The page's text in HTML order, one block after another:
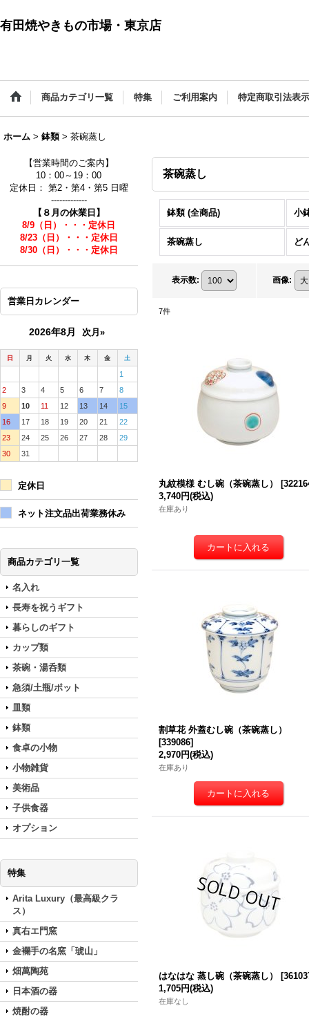
有田焼やきもの市場・東京店
商品カテゴリ一覧 特集 ご利用案内 特定商取引法表示
ホーム > 鉢類 > 茶碗蒸し
【営業時間のご案内】
10：00～19：00
定休日： 第2・第4・第5 日曜
-------------
【８月の休業日】
8/9（日）・・・定休日
8/23（日）・・・定休日
8/30（日）・・・定休日
営業日カレンダー
2026年8月 次月»
日 月 火 水 木 金 土
1
2
3 4 5 6 7
8
9
10 11 12 13 14
15
16
17 18 19 20 21
22
23
24 25 26 27 28
29
30
31
定休日
ネット注文品出荷業務休み
商品カテゴリ一覧
名入れ
長寿を祝うギフト
暮らしのギフト
カップ類
茶碗・湯呑類
急須/土瓶/ポット
皿類
鉢類
食卓の小物
小物雑貨
美術品
子供食器
オプション
特集
Arita Luxury（最高級クラ
ス）
真右エ門窯
金襴手の名窯「琥山」
畑萬陶苑
日本酒の器
焼酎の器
茶碗蒸し
鉢類 (全商品) 小
茶碗蒸し ど
表示数: 画像:
7件
丸紋模様 むし碗（茶碗蒸し） [
3,740円(税込)
在庫あり
割草花 外蓋むし碗（茶碗蒸し）
[339086]
2,970円(税込)
在庫あり
はなはな 蒸し碗（茶碗蒸し） [
1,705円(税込)
在庫なし